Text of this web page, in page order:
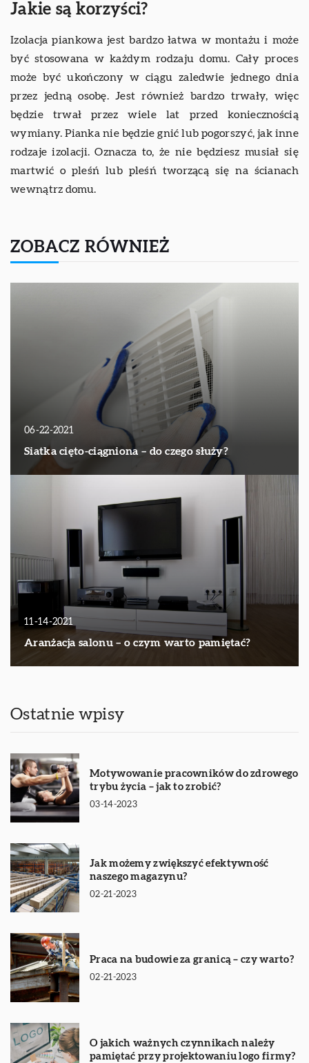
Jakie są korzyści?
Izolacja piankowa jest bardzo łatwa w montażu i może
być stosowana w każdym rodzaju domu. Cały proces
może być ukończony w ciągu zaledwie jednego dnia
przez jedną osobę. Jest również bardzo trwały, więc
będzie trwał przez wiele lat przed koniecznością
wymiany. Pianka nie będzie gnić lub pogorszyć, jak inne
rodzaje izolacji. Oznacza to, że nie będziesz musiał się
martwić o pleśń lub pleśń tworzącą się na ścianach
wewnątrz domu.
ZOBACZ RÓWNIEŻ
06-22-2021
Siatka cięto-ciągniona – do czego służy?
11-14-2021
Aranżacja salonu – o czym warto pamiętać?
Ostatnie wpisy
Motywowanie pracowników do zdrowego
trybu życia – jak to zrobić?
03-14-2023
Jak możemy zwiększyć efektywność
naszego magazynu?
02-21-2023
Praca na budowie za granicą – czy warto?
02-21-2023
O jakich ważnych czynnikach należy
pamiętać przy projektowaniu logo firmy?